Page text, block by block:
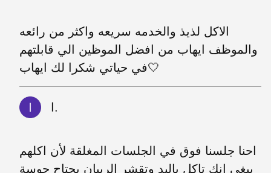
الاكل لذيذ والخدمه سريعه واكثر من رائعه
والموظف ايهاب من افضل الموظين الي قابلتهم
في حياتي شكرا لك ايهاب🤍
ا.
احنا جلسنا فوق في الجلسات المغلقة لأن اكلهم
يبغى انك تاكل باليد وتقشر الربيان يحتاح حوسة